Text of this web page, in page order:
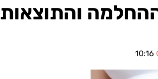
והתוצאות
10:16